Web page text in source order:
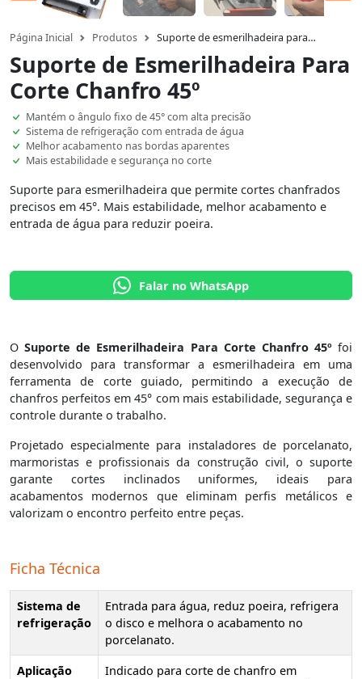
Página Inicial Produtos suporte de esmerilhadeira para…
Suporte de Esmerilhadeira Para
Corte Chanfro 45º
Mantém o ângulo fixo de 45° com alta precisão
Sistema de refrigeração com entrada de água
Melhor acabamento nas bordas aparentes
Mais estabilidade e segurança no corte
Suporte para esmerilhadeira que permite cortes chanfrados
precisos em 45°. Mais estabilidade, melhor acabamento e
entrada de água para reduzir poeira.
Falar no WhatsApp
OSuporte de Esmerilhadeira Para Corte Chanfro 45ºfoi
desenvolvido para transformar a esmerilhadeira em uma
ferramenta de corte guiado, permitindo a execução de
chanfros perfeitos em 45° com mais estabilidade, segurança e
controle durante o trabalho.
Projetado especialmente para instaladores de porcelanato,
marmoristas e profissionais da construção civil, o suporte
garante cortes inclinados uniformes, ideais para
acabamentos modernos que eliminam perfis metálicos e
valorizam o encontro perfeito entre peças.
Ficha Técnica
Sistema de
refrigeração
Entrada para água, reduz poeira, refrigera
o disco e melhora o acabamento no
porcelanato.
Aplicação
Indicado para corte de chanfro em